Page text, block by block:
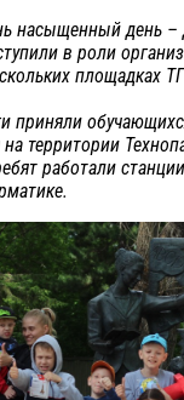
насыщенный день –
в роли
площадках
приняли
на территории
работали